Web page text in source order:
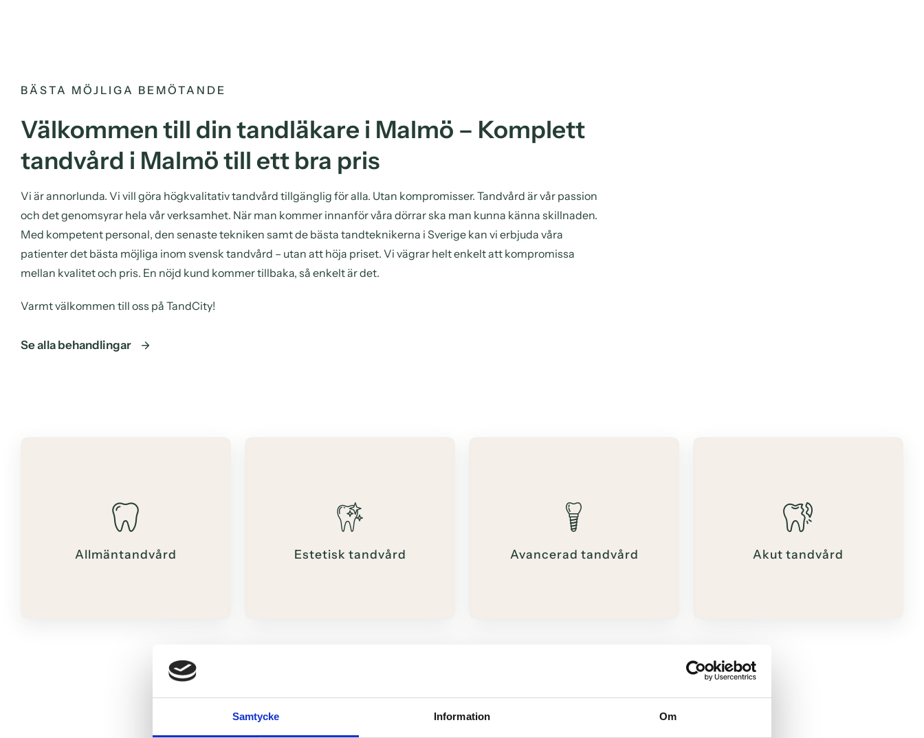
Samtycke Information Om
BÄSTA MÖJLIGA BEMÖTANDE
Välkommen till din tandläkare i Malmö – Komplett
tandvård i Malmö till ett bra pris
Vi är annorlunda. Vi vill göra högkvalitativ tandvård tillgänglig för alla. Utan kompromisser. Tandvård är vår passion
och det genomsyrar hela vår verksamhet. När man kommer innanför våra dörrar ska man kunna känna skillnaden.
Med kompetent personal, den senaste tekniken samt de bästa tandteknikerna i Sverige kan vi erbjuda våra
patienter det bästa möjliga inom svensk tandvård – utan att höja priset. Vi vägrar helt enkelt att kompromissa
mellan kvalitet och pris. En nöjd kund kommer tillbaka, så enkelt är det.
Varmt välkommen till oss på TandCity!
Se alla behandlingar
Allmäntandvård Estetisk tandvård Avancerad tandvård Akut tandvård